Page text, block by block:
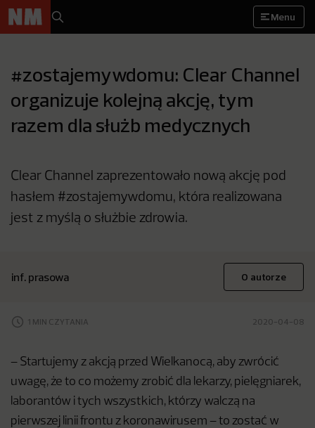
Menu
#zostajemywdomu: Clear Channel
organizuje kolejną akcję, tym
razem dla służb medycznych
Clear Channel zaprezentowało nową akcję pod
hasłem #zostajemywdomu, która realizowana
jest z myślą o służbie zdrowia.
inf. prasowa O autorze
1 MIN CZYTANIA 2020-04-08
– Startujemy z akcją przed Wielkanocą, aby zwrócić
uwagę, że to co możemy zrobić dla lekarzy, pielęgniarek,
laborantów i tych wszystkich, którzy walczą na
pierwszej linii frontu z koronawirusem – to zostać w